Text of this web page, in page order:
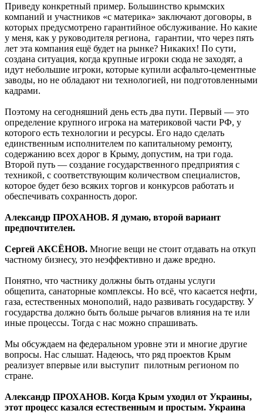
Приведу конкретный пример. Большинство крымских
компаний и участников «с материка» заключают договоры, в
которых предусмотрено гарантийное обслуживание. Но какие
у меня, как у руководителя региона, гарантии, что через пять
лет эта компания ещё будет на рынке? Никаких! По сути,
создана ситуация, когда крупные игроки сюда не заходят, а
идут небольшие игроки, которые купили асфальто-цементные
заводы, но не обладают ни технологией, ни подготовленными
кадрами.
Поэтому на сегодняшний день есть два пути. Первый — это
определение крупного игрока на материковой части РФ, у
которого есть технологии и ресурсы. Его надо сделать
единственным исполнителем по капитальному ремонту,
содержанию всех дорог в Крыму, допустим, на три года.
Второй путь — создание государственного предприятия с
техникой, с соответствующим количеством специалистов,
которое будет безо всяких торгов и конкурсов работать и
обеспечивать сохранность дорог.
Александр ПРОХАНОВ. Я думаю, второй вариант
предпочтителен.
Сергей АКСЁНОВ. Многие вещи не стоит отдавать на откуп
частному бизнесу, это неэффективно и даже вредно.
Понятно, что частнику должны быть отданы услуги
общепита, санаторные комплексы. Но всё, что касается нефти,
газа, естественных монополий, надо развивать государству. У
государства должно быть больше рычагов влияния на те или
иные процессы. Тогда с нас можно спрашивать.
Мы обсуждаем на федеральном уровне эти и многие другие
вопросы. Нас слышат. Надеюсь, что ряд проектов Крым
реализует впервые или выступит пилотным регионом по
стране.
Александр ПРОХАНОВ. Когда Крым уходил от Украины,
этот процесс казался естественным и простым. Украина